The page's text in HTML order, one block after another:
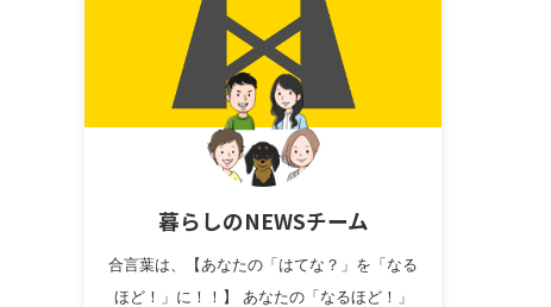
暮らしのNEWSチーム
合言葉は、【あなたの「はてな？」を「なる
ほど！」に！！】 あなたの「なるほど！」